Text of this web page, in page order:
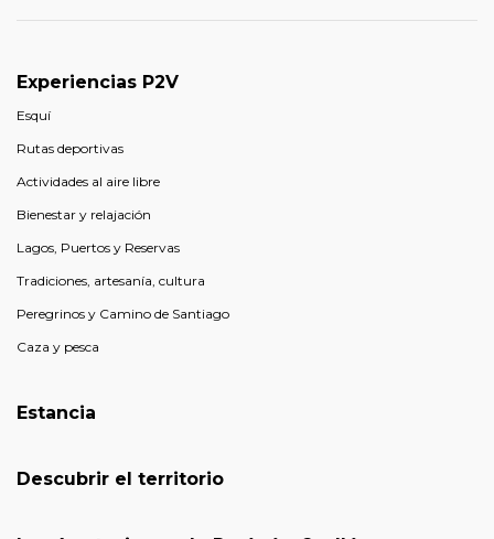
Experiencias P2V
Esquí
Rutas deportivas
Actividades al aire libre
Bienestar y relajación
Lagos, Puertos y Reservas
Tradiciones, artesanía, cultura
Peregrinos y Camino de Santiago
Caza y pesca
Estancia
Descubrir el territorio